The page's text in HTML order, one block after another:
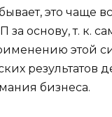
это чаще
за основу, т. к.
этой
результатов
бизнеса.